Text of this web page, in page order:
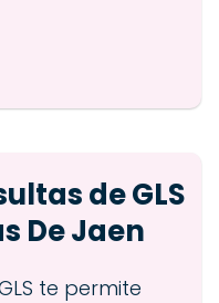
de GLS
De Jaen
te permite